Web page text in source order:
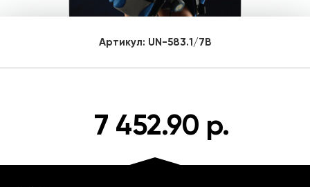
Артикул: UN-583.1/7B
7 452.90 р.